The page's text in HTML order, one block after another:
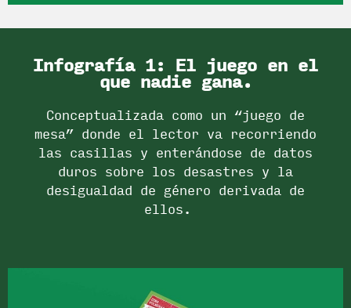
Infografía 1: El juego en el
que nadie gana.
Conceptualizada como un “juego de
mesa” donde el lector va recorriendo
las casillas y enterándose de datos
duros sobre los desastres y la
desigualdad de género derivada de
ellos.